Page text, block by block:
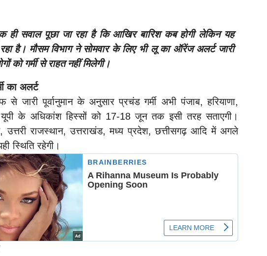
ही सवाल पूछा जा रहा है कि आखिर बारिश कब होगी लेकिन यह
है। मौसम विभाग ने सोमवार के लिए भी लू का ऑरेंज अलर्ट जारी
को गर्मी से राहत नहीं मिलेगी।
का अलर्ट
से जारी पूर्वानुमान के अनुसार प्रचंड गर्मी अभी पंजाब, हरियाणा,
के अधिकांश हिस्सों को 17-18 जून तक इसी तरह सताएगी।
उत्तरी राजस्थान, उत्तराखंड, मध्य प्रदेश, छत्तीसगढ़ आदि में अगले
स्थिति रहेगी।